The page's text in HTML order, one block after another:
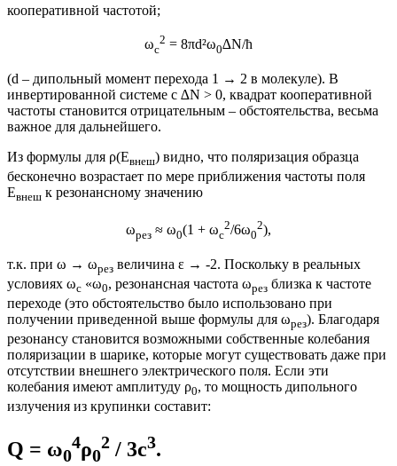
кооперативной частотой;
ωс
2 = 8πd²ω0∆Ν/ħ
(d – дипольный момент перехода 1 → 2 в молекуле). В
инвертированной системе с ∆Ν > 0, квадрат кооперативной
частоты становится отрицательным – обстоятельства, весьма
важное для дальнейшего.
Из формулы для ρ(Eвнеш) видно, что поляризация образца
бесконечно возрастает по мере приближения частоты поля
Eвнеш к резонансному значению
ωрез ≈ ω0(1 + ωс
2/6ω0
2),
т.к. при ω → ωрез величина ε → -2. Поскольку в реальных
условиях ωс «ω0, резонансная частота ωрез близка к частоте
переходе (это обстоятельство было использовано при
получении приведенной выше формулы для ωрез). Благодаря
резонансу становится возможными собственные колебания
поляризации в шарике, которые могут существовать даже при
отсутствии внешнего электрического поля. Если эти
колебания имеют амплитуду ρ0, то мощность дипольного
излучения из крупинки составит:
Q = ω0
4ρ0
2 / 3c3.